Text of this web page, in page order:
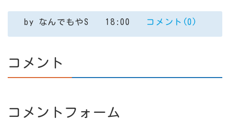
by なんでもやS 18:00 コメント(0)
コメント
コメントフォーム